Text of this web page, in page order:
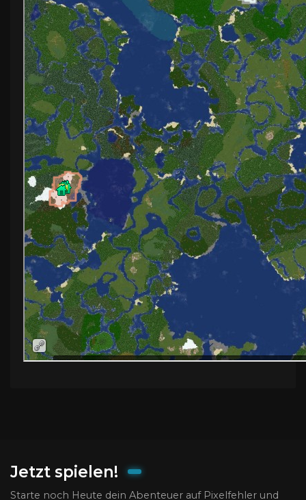
Jetzt spielen!
Starte noch Heute dein Abenteuer auf Pixelfehler und